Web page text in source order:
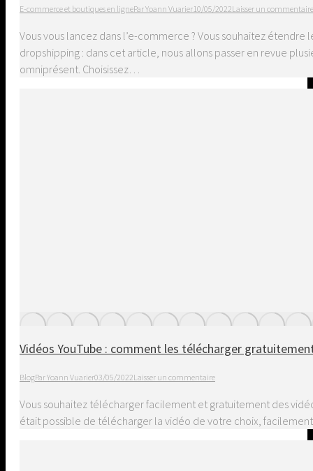
E-commerce et boutiques en ligneParYoann Vuarier10/05/2022Laisser un commentaire
Vous vous lancez dans l’e-commerce ? Vous souhaitez
dropshipping : dans cet article, nous allons passer en revue
omniprésent. Choisissez…
Vidéos YouTube : comment les télécharger
BlogParYoann Vuarier03/05/2022Laisser un commentaire
Vous souhaitez télécharger facilement et gratuitement des
était possible de télécharger la vidéo de votre choix,